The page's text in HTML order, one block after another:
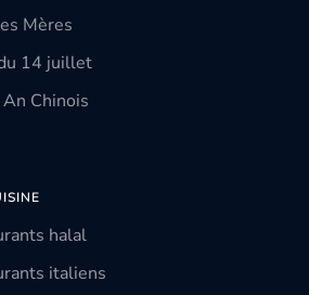
Mères
14 juillet
Chinois
halal
italiens